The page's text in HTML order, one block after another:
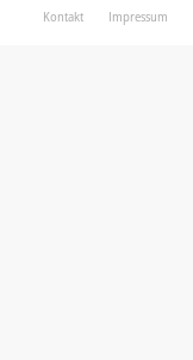
Kontakt
Impressum